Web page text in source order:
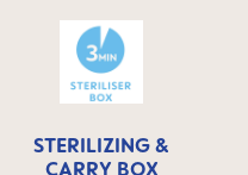
STERILIZING &
CARRY BOX